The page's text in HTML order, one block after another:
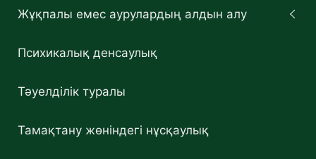
Жұқпалы емес аурулардың алдын алу
Психикалық денсаулық
Тәуелділік туралы
Тамақтану жөніндегі нұсқаулық